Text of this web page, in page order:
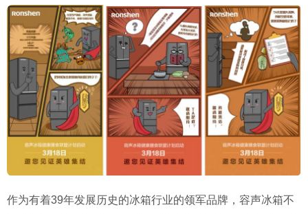
作为有着39年发展历史的冰箱行业的领军品牌，容声冰箱不